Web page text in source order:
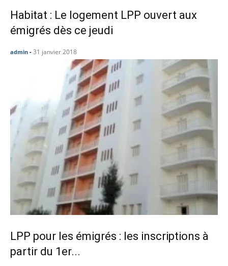
Habitat : Le logement LPP ouvert aux
émigrés dès ce jeudi
admin - 31 janvier 2018
LPP pour les émigrés : les inscriptions à
partir du 1er...